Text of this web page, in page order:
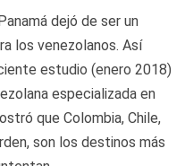
dejó de ser un
los venezolanos. Así
estudio (enero 2018)
especializada en
que Colombia, Chile,
son los destinos más